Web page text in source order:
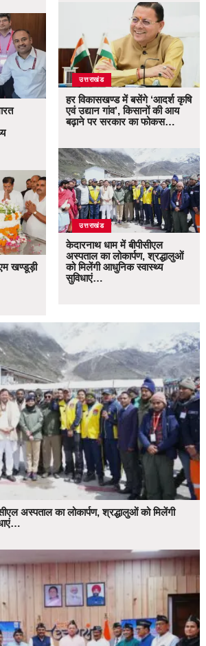
खण्डूड़ी
उत्तराखंड
हर विकासखण्ड में बसेंगे ‘आदर्श कृषि
एवं उद्यान गांव’, किसानों की आय
बढ़ाने पर सरकार का फोकस…
उत्तराखंड
केदारनाथ धाम में बीपीसीएल
अस्पताल का लोकार्पण, श्रद्धालुओं
को मिलेंगी आधुनिक स्वास्थ्य
सुविधाएं…
अस्पताल का लोकार्पण, श्रद्धालुओं को मिलेंगी